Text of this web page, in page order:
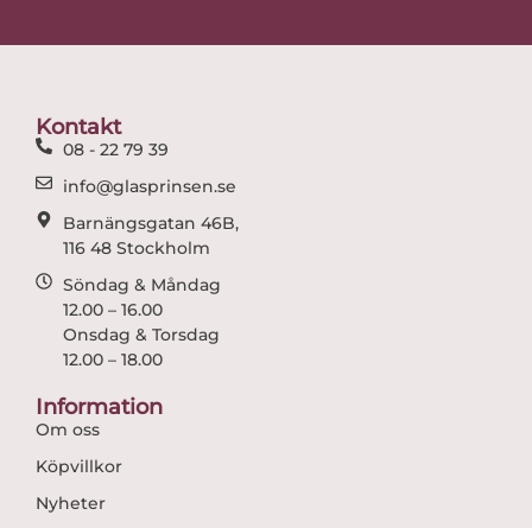
Kontakt
08 - 22 79 39
info@glasprinsen.se
Barnängsgatan 46B,
116 48 Stockholm
Söndag & Måndag
12.00 – 16.00
Onsdag & Torsdag
12.00 – 18.00
Information
Om oss
Köpvillkor
Nyheter